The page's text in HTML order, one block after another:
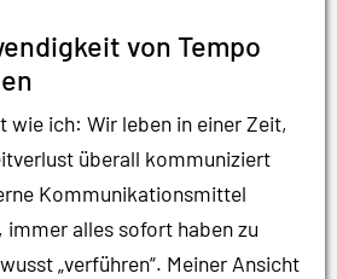
von Tempo
wie ich: Wir leben in einer Zeit,
überall kommuniziert
Kommunikationsmittel
immer alles sofort haben zu
„verführen“. Meiner Ansicht